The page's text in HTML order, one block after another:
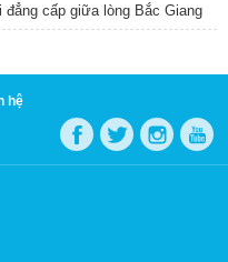
cấp giữa lòng Bắc Giang
hệ